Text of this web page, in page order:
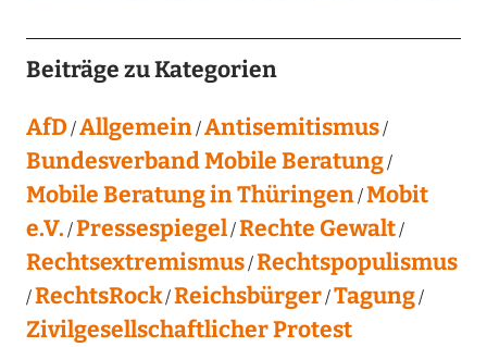
Beiträge zu Kategorien
AfD Allgemein Antisemitismus
Bundesverband Mobile Beratung
Mobile Beratung in Thüringen Mobit
e.V. Pressespiegel Rechte Gewalt
Rechtsextremismus Rechtspopulismus
RechtsRock Reichsbürger Tagung
Zivilgesellschaftlicher Protest